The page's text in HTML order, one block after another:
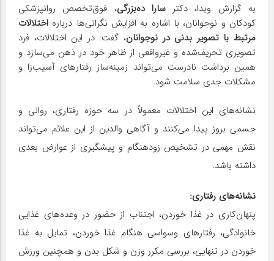
به گزارش وبدا، دکترسارا ده‌بزرگی، فوق‌تخصص روانپزشکی
کودکان و نوجوانان، با اشاره به افزایش نگرانی‌ها درباره اختلالات
مرتبط با تصویر بدنی در نوجوانان، گفت: در این اختلالات، فرد
تصویری تحریف‌شده و غیرواقعی از ظاهر خود در ذهن می‌سازد و
همین برداشت نادرست می‌تواند زمینه‌ساز رفتارهای آسیب‌زا و
مشکلات جدی سلامت شود.
نشانه‌های این اختلالات معمولاً در سه حوزه رفتاری، روانی و
جسمی بروز پیدا می‌کنند و آگاهی والدین از این علائم می‌تواند
نقش مهمی در تشخیص زودهنگام و پیشگیری از عوارض بعدی
داشته باشد.
نشانه‌های رفتاری:
پنهان‌کاری در غذا خوردن، اجتناب از حضور در وعده‌های غذایی
خانوادگی، رفتارهای وسواسی هنگام غذا خوردن، تمایل به غذا
خوردن در تنهایی، بررسی مکرر وزن و شکل بدن و همچنین ورزش